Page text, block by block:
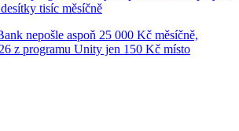
tisíc měsíčně
nepošle aspoň 25 000 Kč měsíčně,
z programu Unity jen 150 Kč místo